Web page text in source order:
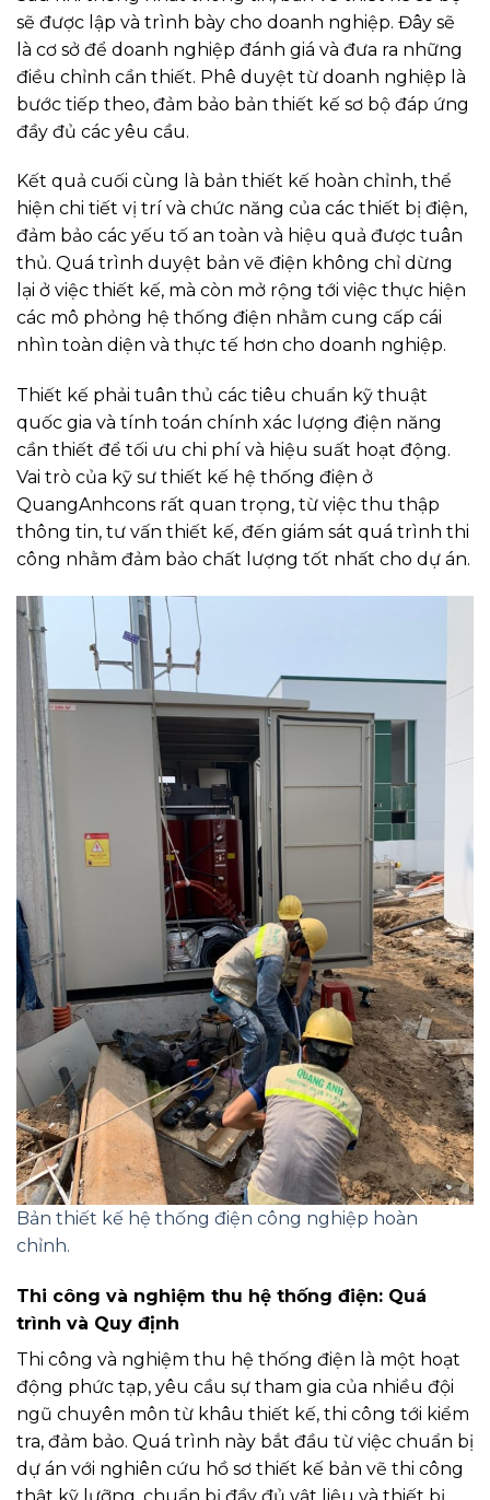
sẽ được lập và trình bày cho doanh nghiệp. Đây sẽ
là cơ sở để doanh nghiệp đánh giá và đưa ra những
điều chỉnh cần thiết. Phê duyệt từ doanh nghiệp là
bước tiếp theo, đảm bảo bản thiết kế sơ bộ đáp ứng
đầy đủ các yêu cầu.
Kết quả cuối cùng là bản thiết kế hoàn chỉnh, thể
hiện chi tiết vị trí và chức năng của các thiết bị điện,
đảm bảo các yếu tố an toàn và hiệu quả được tuân
thủ. Quá trình duyệt bản vẽ điện không chỉ dừng
lại ở việc thiết kế, mà còn mở rộng tới việc thực hiện
các mô phỏng hệ thống điện nhằm cung cấp cái
nhìn toàn diện và thực tế hơn cho doanh nghiệp.
Thiết kế phải tuân thủ các tiêu chuẩn kỹ thuật
quốc gia và tính toán chính xác lượng điện năng
cần thiết để tối ưu chi phí và hiệu suất hoạt động.
Vai trò của kỹ sư thiết kế hệ thống điện ở
QuangAnhcons rất quan trọng, từ việc thu thập
thông tin, tư vấn thiết kế, đến giám sát quá trình thi
công nhằm đảm bảo chất lượng tốt nhất cho dự án.
Bản thiết kế hệ thống điện công nghiệp hoàn
chỉnh.
Thi công và nghiệm thu hệ thống điện: Quá
trình và Quy định
Thi công và nghiệm thu hệ thống điện là một hoạt
động phức tạp, yêu cầu sự tham gia của nhiều đội
ngũ chuyên môn từ khâu thiết kế, thi công tới kiểm
tra, đảm bảo. Quá trình này bắt đầu từ việc chuẩn bị
dự án với nghiên cứu hồ sơ thiết kế bản vẽ thi công